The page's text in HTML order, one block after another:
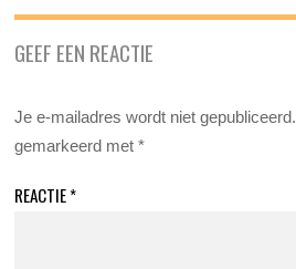
GEEF EEN REACTIE
Je e-mailadres wordt niet gepubliceerd.
gemarkeerd met*
REACTIE*